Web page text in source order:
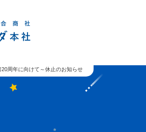
20周年に向けて～休止のお知らせ